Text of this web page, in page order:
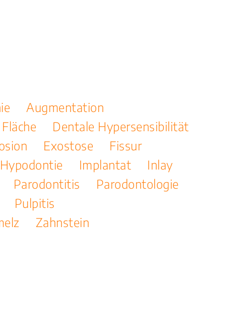
Augmentation
Dentale Hypersensibilität
Exostose
Fissur
Hypodontie Implantat
Inlay
Parodontitis
Parodontologie
Pulpitis
Zahnstein